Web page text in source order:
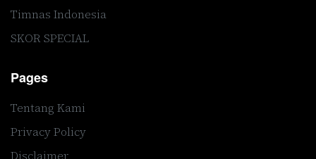
Timnas Indonesia
SKOR SPECIAL
Pages
Tentang Kami
Privacy Policy
Disclaimer